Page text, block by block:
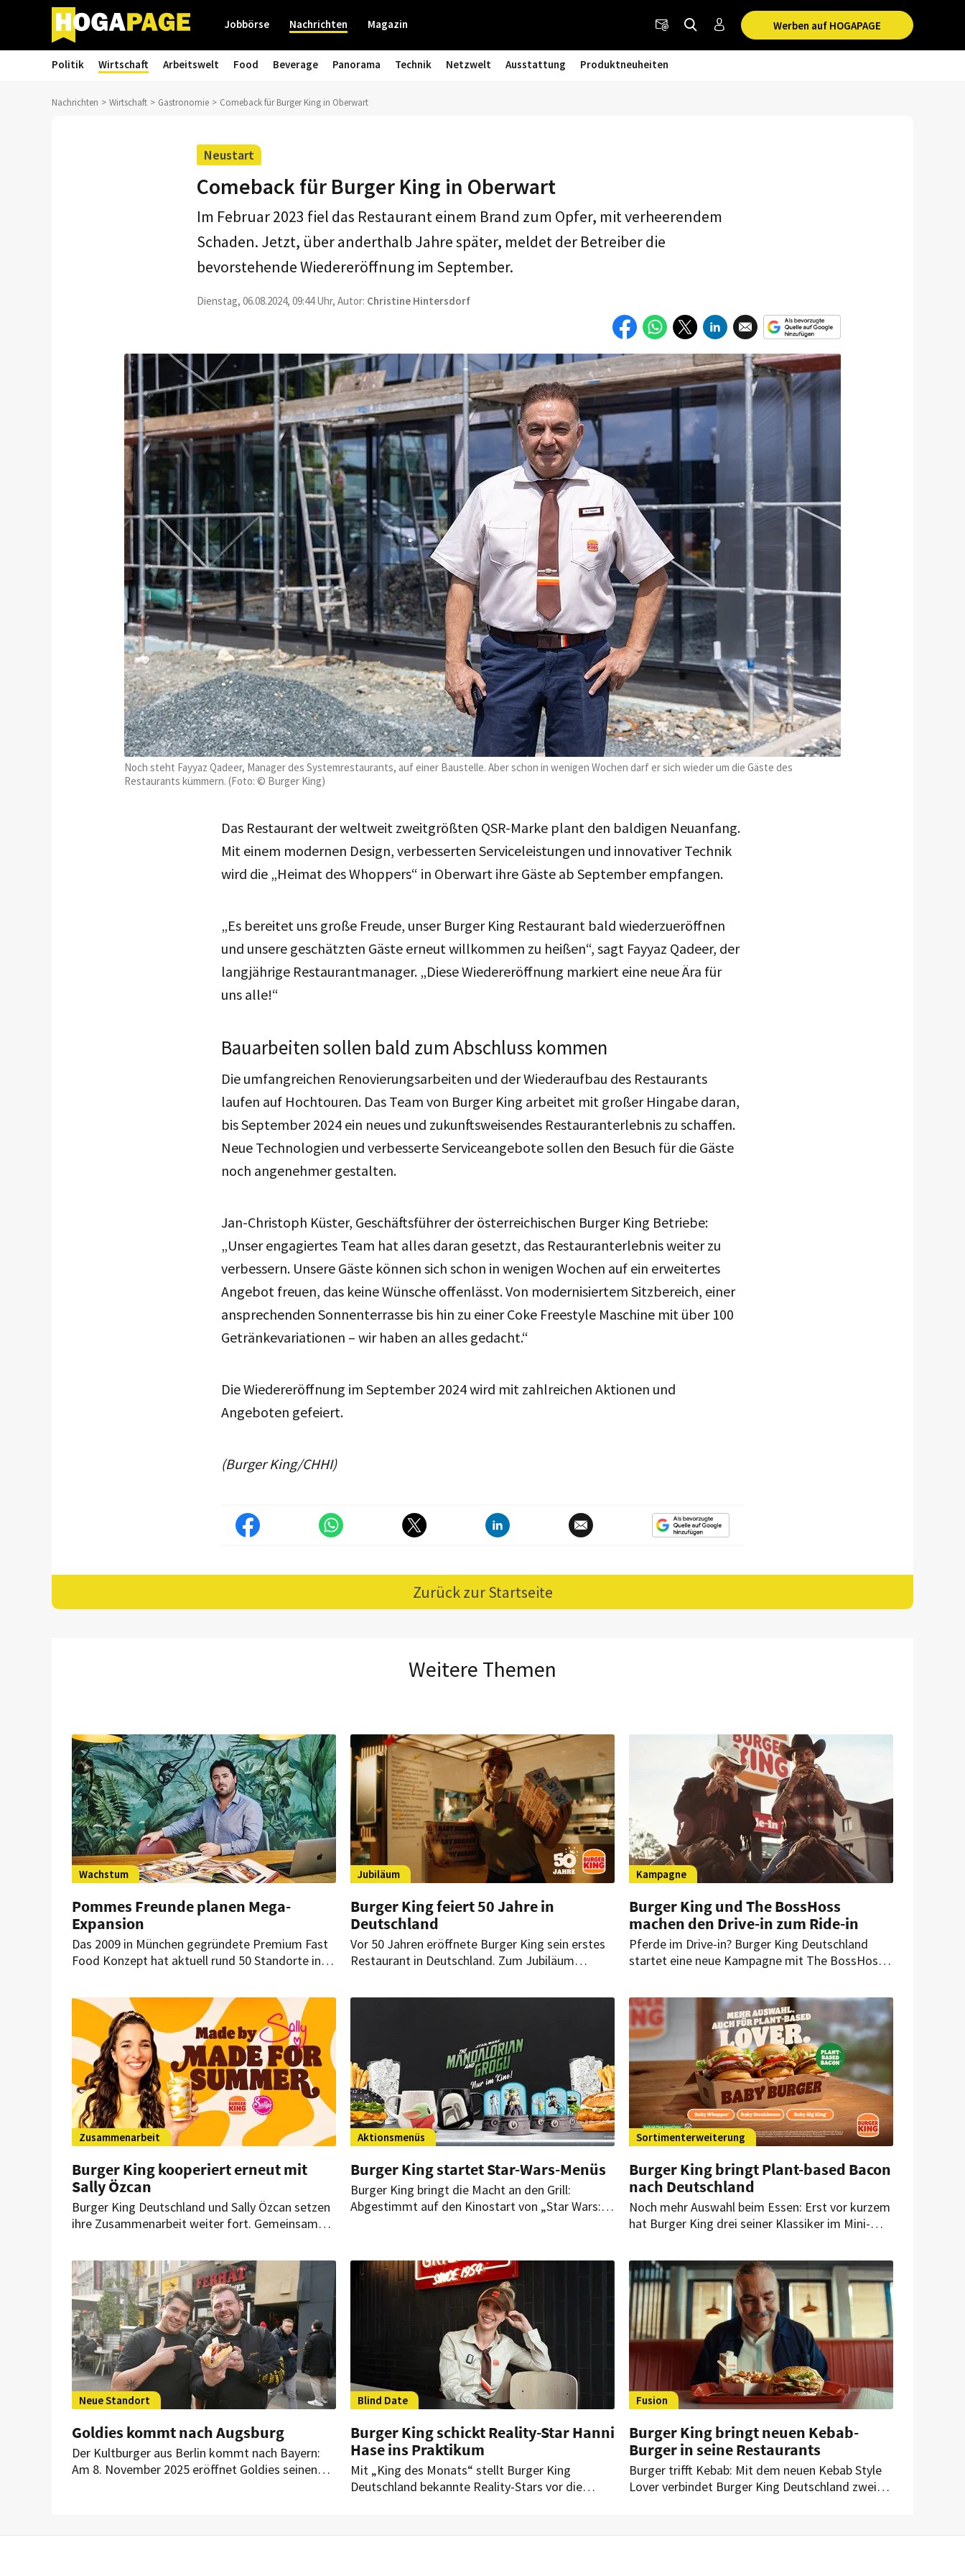
Werben auf HOGAPAGE
Jobbörse Nachrichten Magazin
Politik Wirtschaft Arbeitswelt Food Beverage Panorama Technik Netzwelt Ausstattung Produktneuheiten
Nachrichten Wirtschaft Gastronomie Comeback für Burger King in Oberwart
Neustart
Comeback für Burger King in Oberwart
Noch steht Fayyaz Qadeer, Manager des Systemrestaurants, auf einer Baustelle. Aber schon in wenigen Wochen darf er sich wieder um die Gäste des
Restaurants kümmern. (Foto: © Burger King)
Im Februar 2023 fiel das Restaurant einem Brand zum Opfer, mit verheerendem
Schaden. Jetzt, über anderthalb Jahre später, meldet der Betreiber die
bevorstehende Wiedereröffnung im September.
Dienstag, 06.08.2024, 09:44 Uhr, Autor: Christine Hintersdorf
Das Restaurant der weltweit zweitgrößten QSR-Marke plant den baldigen Neuanfang.
Mit einem modernen Design, verbesserten Serviceleistungen und innovativer Technik
wird die „Heimat des Whoppers“ in Oberwart ihre Gäste ab September empfangen.
„Es bereitet uns große Freude, unser Burger King Restaurant bald wiederzueröffnen
und unsere geschätzten Gäste erneut willkommen zu heißen“, sagt Fayyaz Qadeer, der
langjährige Restaurantmanager. „Diese Wiedereröffnung markiert eine neue Ära für
uns alle!“
Bauarbeiten sollen bald zum Abschluss kommen
Die umfangreichen Renovierungsarbeiten und der Wiederaufbau des Restaurants
laufen auf Hochtouren. Das Team von Burger King arbeitet mit großer Hingabe daran,
bis September 2024 ein neues und zukunftsweisendes Restauranterlebnis zu schaffen.
Neue Technologien und verbesserte Serviceangebote sollen den Besuch für die Gäste
noch angenehmer gestalten.
Jan-Christoph Küster, Geschäftsführer der österreichischen Burger King Betriebe:
„Unser engagiertes Team hat alles daran gesetzt, das Restauranterlebnis weiter zu
verbessern. Unsere Gäste können sich schon in wenigen Wochen auf ein erweitertes
Angebot freuen, das keine Wünsche offenlässt. Von modernisiertem Sitzbereich, einer
ansprechenden Sonnenterrasse bis hin zu einer Coke Freestyle Maschine mit über 100
Getränkevariationen – wir haben an alles gedacht.“
Die Wiedereröffnung im September 2024 wird mit zahlreichen Aktionen und
Angeboten gefeiert.
(Burger King/CHHI)
Zurück zur Startseite
Weitere Themen
Wachstum
Pommes Freunde planen Mega-
Expansion
Das 2009 in München gegründete Premium Fast
Food Konzept hat aktuell rund 50 Standorte in
kommenden Jahrs soll am Münchner Flughafen
am Terminal 2 der Betrieb aufgenommen
werden. Allein in diesem Jahr sind noch 11
weitere Neueröffnungen geplant.
Jubiläum
Burger King feiert 50 Jahre in
Deutschland
Vor 50 Jahren eröffnete Burger King sein erstes
Restaurant in Deutschland. Zum Jubiläum
mit limitierten Angeboten und einer
Kampagne
Burger King und The BossHoss
machen den Drive-in zum Ride-in
Pferde im Drive-in? Burger King Deutschland
startet eine neue Kampagne mit The BossHoss.
King’s Collection und der King’s Steakhouse.
Zusammenarbeit
Burger King kooperiert erneut mit
Sally Özcan
Burger King Deutschland und Sally Özcan setzen
ihre Zusammenarbeit weiter fort. Gemeinsam
Restaurants des Systemgastronomen.
Aktionsmenüs
Burger King startet Star-Wars-Menüs
Burger King bringt die Macht an den Grill:
Abgestimmt auf den Kinostart von „Star Wars:
Sortimenterweiterung
Burger King bringt Plant-based Bacon
nach Deutschland
Noch mehr Auswahl beim Essen: Erst vor kurzem
hat Burger King drei seiner Klassiker im Mini-
es die Mini-Burger auch in einer pflanzlichen
Variante – mit einer Neuheit.
Neue Standort
Goldies kommt nach Augsburg
Der Kultburger aus Berlin kommt nach Bayern:
Am 8. November 2025 eröffnet Goldies seinen
Blind Date
Burger King schickt Reality-Star Hanni
Hase ins Praktikum
Mit „King des Monats“ stellt Burger King
Deutschland bekannte Reality-Stars vor die
Fusion
Burger King bringt neuen Kebab-
Burger in seine Restaurants
Burger trifft Kebab: Mit dem neuen Kebab Style
Lover verbindet Burger King Deutschland zwei